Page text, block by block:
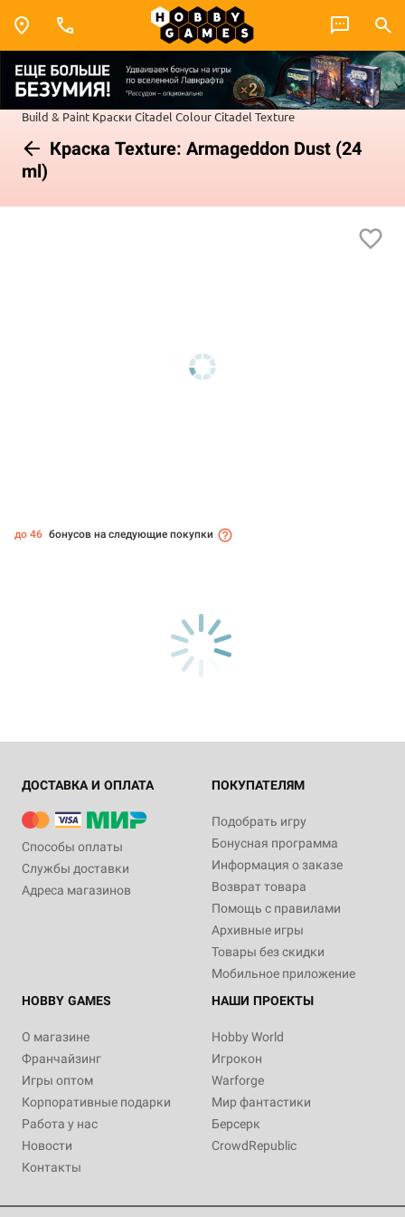
Build & Paint Краски Citadel ColourCitadel Texture
Краска Texture: Armageddon Dust (24
ml)
до 46 бонусов на следующие покупки
ДОСТАВКА И ОПЛАТА
Способы оплаты
Службы доставки
Адреса магазинов
ПОКУПАТЕЛЯМ
Подобрать игру
Бонусная программа
Информация о заказе
Возврат товара
Помощь с правилами
Архивные игры
Товары без скидки
Мобильное приложение
HOBBY GAMES
О магазине
Франчайзинг
Игры оптом
Корпоративные подарки
Работа у нас
Новости
Контакты
НАШИ ПРОЕКТЫ
Hobby World
Игрокон
Warforge
Мир фантастики
Берсерк
CrowdRepublic